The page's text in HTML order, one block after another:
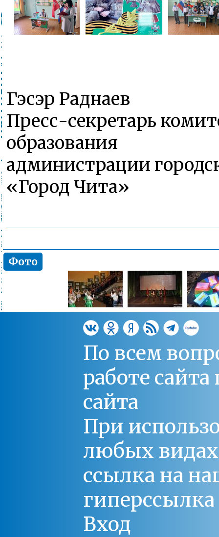
Гэсэр Раднаев
Пресс-секретарь
образования
администрации
«Город Чита»
Фото
По всем
работе
сайта
При
любых
ссылка на
Вход